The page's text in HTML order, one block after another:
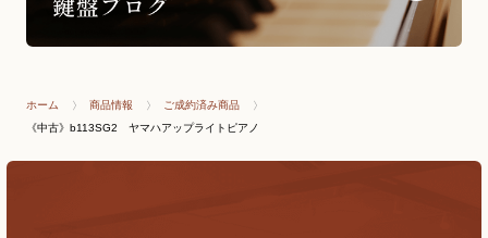
ホーム 商品情報
ご成約済み商品
《中古》b113SG2 ヤマハアップライトピアノ